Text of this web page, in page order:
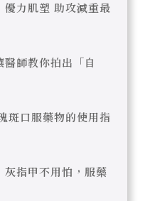
優力肌塑 助攻減重最
師教你拍出「自
斑口服藥物的使用指
灰指甲不用怕，服藥